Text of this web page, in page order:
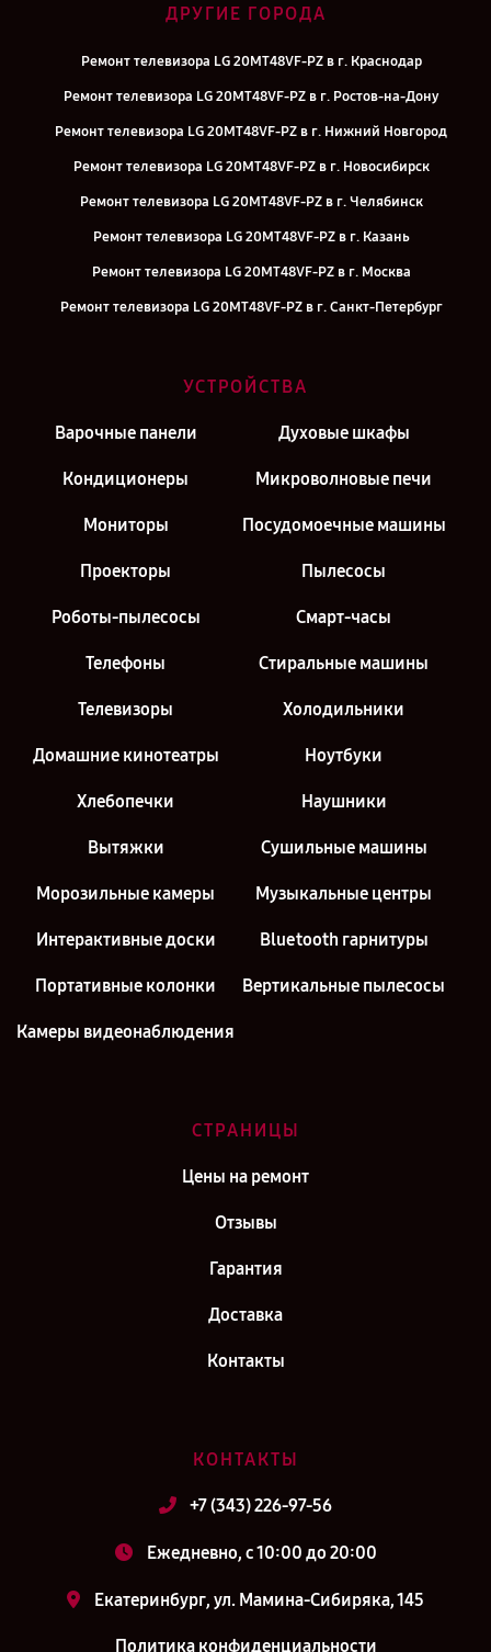
ДРУГИЕ ГОРОДА
Ремонт телевизора LG 20MT48VF-PZ в г. Краснодар
Ремонт телевизора LG 20MT48VF-PZ в г. Ростов-на-Дону
Ремонт телевизора LG 20MT48VF-PZ в г. Нижний Новгород
Ремонт телевизора LG 20MT48VF-PZ в г. Новосибирск
Ремонт телевизора LG 20MT48VF-PZ в г. Челябинск
Ремонт телевизора LG 20MT48VF-PZ в г. Казань
Ремонт телевизора LG 20MT48VF-PZ в г. Москва
Ремонт телевизора LG 20MT48VF-PZ в г. Санкт-Петербург
УСТРОЙСТВА
Варочные панели Духовые шкафы
Кондиционеры Микроволновые печи
Мониторы Посудомоечные машины
Проекторы Пылесосы
Роботы-пылесосы Смарт-часы
Телефоны Стиральные машины
Телевизоры Холодильники
Домашние кинотеатры Ноутбуки
Хлебопечки Наушники
Вытяжки Сушильные машины
Морозильные камеры Музыкальные центры
Интерактивные доски Bluetooth гарнитуры
Портативные колонки Вертикальные пылесосы
Камеры видеонаблюдения
СТРАНИЦЫ
Цены на ремонт
Отзывы
Гарантия
Доставка
Контакты
КОНТАКТЫ
+7 (343) 226-97-56
Ежедневно, с 10:00 до 20:00
Екатеринбург, ул. Мамина-Сибиряка, 145
Политика конфиденциальности